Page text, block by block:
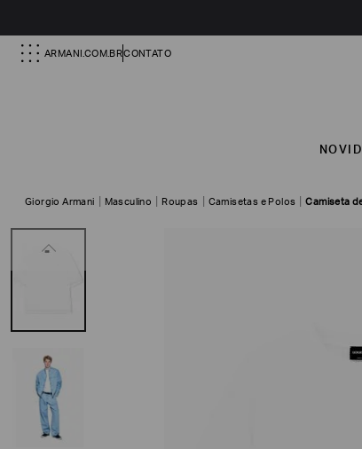
ARMANI.COM.BRCONTATO
Giorgio Armani Masculino Roupas Camisetas e Polos Camiseta